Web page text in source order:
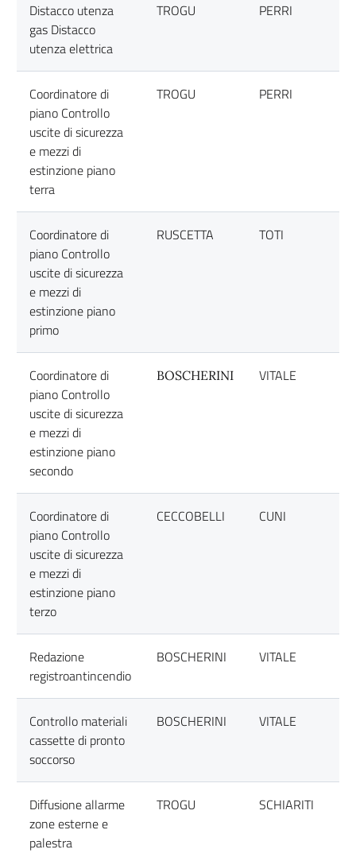
Distacco utenza
gas Distacco
utenza elettrica
TROGU PERRI
Coordinatore di
piano Controllo
uscite di sicurezza
e mezzi di
estinzione piano
terra
TROGU PERRI
Coordinatore di
piano Controllo
uscite di sicurezza
e mezzi di
estinzione piano
primo
RUSCETTA TOTI
Coordinatore di
piano Controllo
uscite di sicurezza
e mezzi di
estinzione piano
secondo
BOSCHERINI VITALE
Coordinatore di
piano Controllo
uscite di sicurezza
e mezzi di
estinzione piano
terzo
CECCOBELLI CUNI
Redazione
registroantincendio
BOSCHERINI VITALE
Controllo materiali
cassette di pronto
soccorso
BOSCHERINI VITALE
Diffusione allarme
zone esterne e
palestra
TROGU SCHIARITI